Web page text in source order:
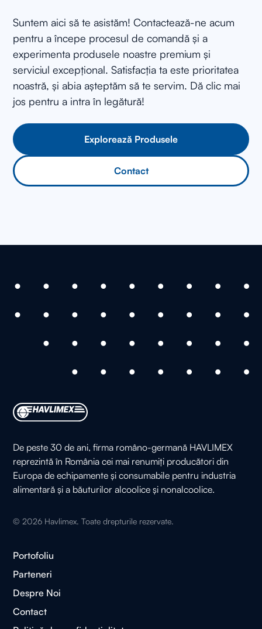
Suntem aici să te asistăm! Contactează-ne acum
pentru a începe procesul de comandă și a
experimenta produsele noastre premium și
serviciul excepțional. Satisfacția ta este prioritatea
noastră, și abia așteptăm să te servim. Dă clic mai
jos pentru a intra în legătură!
Explorează Produsele
Contact
De peste 30 de ani, firma româno-germană HAVLIMEX
reprezintă în România cei mai renumiți producători din
Europa de echipamente și consumabile pentru industria
alimentară și a băuturilor alcoolice și nonalcoolice.
©2026 Havlimex. Toate drepturile rezervate.
Portofoliu
Parteneri
Despre Noi
Contact